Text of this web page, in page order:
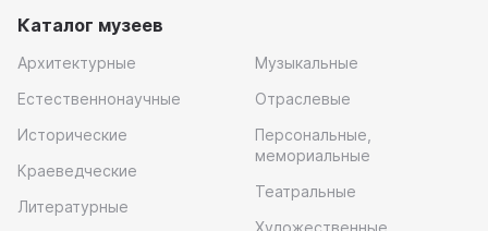
Каталог музеев
Архитектурные
Естественнонаучные
Исторические
Краеведческие
Литературные
Музыкальные
Отраслевые
Персональные,
мемориальные
Театральные